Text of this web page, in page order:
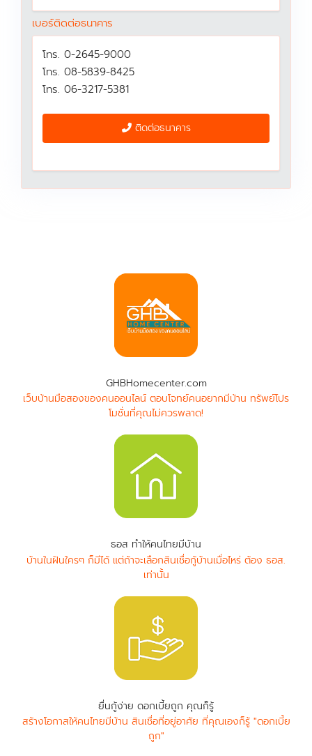
เบอร์ติดต่อธนาคาร
โทร. 0-2645-9000
โทร. 08-5839-8425
โทร. 06-3217-5381
ติดต่อธนาคาร
GHBHomecenter.com
เว็บบ้านมือสองของคนออนไลน์ ตอบโจทย์คนอยากมีบ้าน ทรัพย์โปร
โมชั่นที่คุณไม่ควรพลาด!
ธอส ทำให้คนไทยมีบ้าน
บ้านในฝันใครๆ ก็มีได้ แต่ถ้าจะเลือกสินเชื่อกู้บ้านเมื่อไหร่ ต้อง ธอส.
เท่านั้น
ยื่นกู้ง่าย ดอกเบี้ยถูก คุณก็รู้
สร้างโอกาสให้คนไทยมีบ้าน สินเชื่อที่อยู่อาศัย ที่คุณเองก็รู้ "ดอกเบี้ย
ถูก"